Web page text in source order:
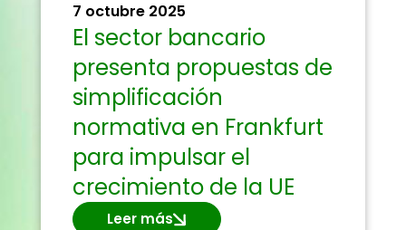
7 octubre 2025
El sector bancario
presenta propuestas de
simplificación
normativa en Frankfurt
para impulsar el
crecimiento de la UE
Leer más